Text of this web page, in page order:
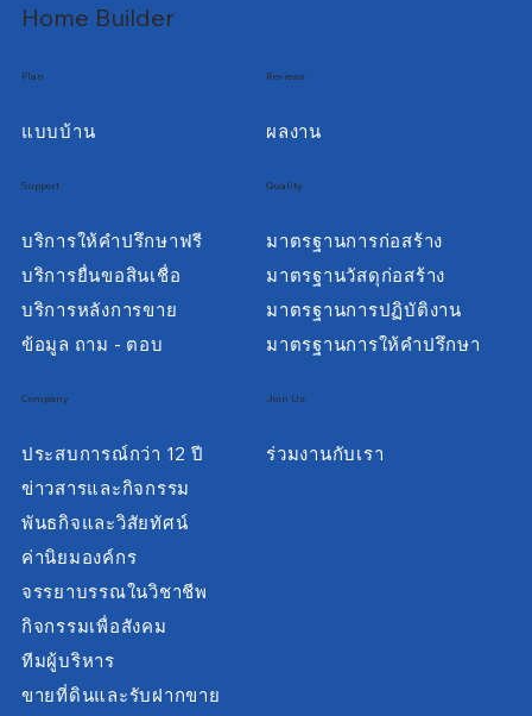
Quality
Company
ประสบการณ์กว่า 12 ปี
ข่าวสารและกิจกรรม
พันธกิจและวิสัยทัศน์
ค่านิยมองค์กร
จรรยาบรรณในวิชาชีพ
กิจกรรมเพื่อสังคม
ทีมผู้บริหาร
ขายที่ดินและรับฝากขาย
มาตรฐานการก่อสร้าง
มาตรฐานวัสดุก่อสร้าง
มาตรฐานการปฏิบัติงาน
มาตรฐานการให้คำปรึกษา
Support
บริการให้คำปรึกษาฟรี
บริการยื่นขอสินเชื่อ
บริการหลังการขาย
ข้อมูล ถาม - ตอบ
Plan
แบบบ้าน
Join Us
ร่วมงานกับเรา
Reviews
ผลงาน
Home Builder